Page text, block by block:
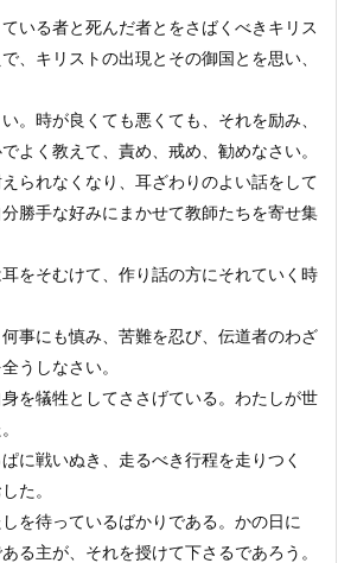
いる者と死んだ者とをさばくべきキリス
、キリストの出現とその御国とを思い、
。時が良くても悪くても、それを励み、
よく教えて、責め、戒め、勧めなさい。
られなくなり、耳ざわりのよい話をして
勝手な好みにまかせて教師たちを寄せ集
をそむけて、作り話の方にそれていく時
事にも慎み、苦難を忍び、伝道者のわざ
うしなさい。
を犠牲としてささげている。わたしが世
に戦いぬき、走るべき行程を走りつく
た。
を待っているばかりである。かの日に
る主が、それを授けて下さるであろう。